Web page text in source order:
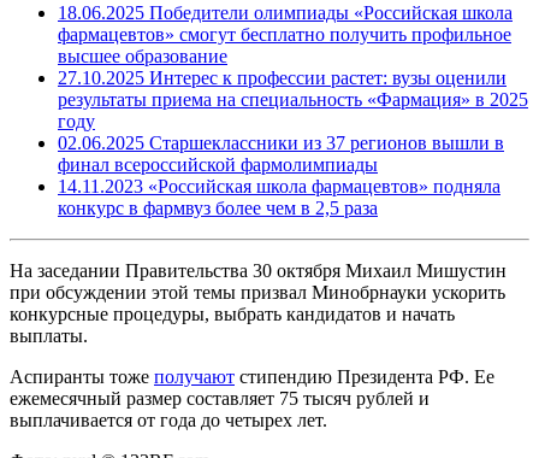
18.06.2025 Победители олимпиады «Российская школа
фармацевтов» смогут бесплатно получить профильное
высшее образование
27.10.2025 Интерес к профессии растет: вузы оценили
результаты приема на специальность «Фармация» в 2025
году
02.06.2025 Старшеклассники из 37 регионов вышли в
финал всероссийской фармолимпиады
14.11.2023 «Российская школа фармацевтов» подняла
конкурс в фармвуз более чем в 2,5 раза
На заседании Правительства 30 октября Михаил Мишустин
при обсуждении этой темы призвал Минобрнауки ускорить
конкурсные процедуры, выбрать кандидатов и начать
выплаты.
Аспиранты тоже получают стипендию Президента РФ. Ее
ежемесячный размер составляет 75 тысяч рублей и
выплачивается от года до четырех лет.